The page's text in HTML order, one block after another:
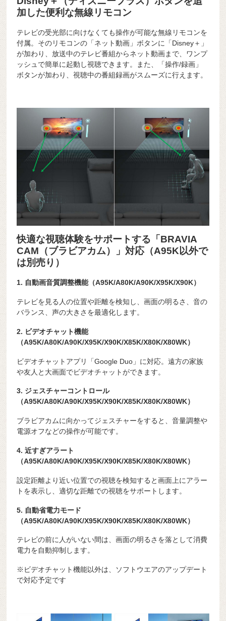
加した便利な無線リモコン
テレビの受光部に向けなくても操作が可能な無線リモコンを
付属。そのリモコンの「ネット動画」ボタンに「Disney＋」
が加わり、放送中のテレビ番組からネット動画まで、ワンプ
ッシュで簡単に起動し視聴できます。また、「操作/録画」
ボタンが加わり、視聴中の番組録画がスムーズに行えます。
快適な視聴体験をサポートする「BRAVIA
CAM（ブラビアカム）」対応（A95K以外で
は別売り）
1. 自動画音質調整機能（A95K/A80K/A90K/X95K/X90K）
テレビを見る人の位置や距離を検知し、画面の明るさ、音の
バランス、声の大きさを最適化します。
2. ビデオチャット機能
（A95K/A80K/A90K/X95K/X90K/X85K/X80K/X80WK）
ビデオチャットアプリ「Google Duo」に対応。遠方の家族
や友人と大画面でビデオチャットができます。
3. ジェスチャーコントロール
（A95K/A80K/A90K/X95K/X90K/X85K/X80K/X80WK）
ブラビアカムに向かってジェスチャーをすると、音量調整や
電源オフなどの操作が可能です。
4. 近すぎアラート
（A95K/A80K/A90K/X95K/X90K/X85K/X80K/X80WK）
設定距離より近い位置での視聴を検知すると画面上にアラー
トを表示し、適切な距離での視聴をサポートします。
5. 自動省電力モード
（A95K/A80K/A90K/X95K/X90K/X85K/X80K/X80WK）
テレビの前に人がいない間は、画面の明るさを落として消費
電力を自動抑制します。
※ビデオチャット機能以外は、ソフトウエアのアップデート
で対応予定です